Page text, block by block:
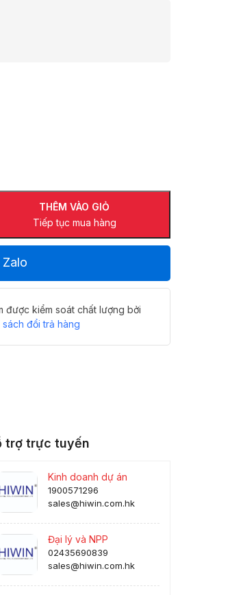
THÊM VÀO GIỎ
Tiếp tục mua hàng
được kiểm soát chất lượng bởi
sách đổi trả hàng
trợ trực tuyến
Kinh doanh dự án
1900571296
sales@hiwin.com.hk
Đại lý và NPP
02435690839
sales@hiwin.com.hk